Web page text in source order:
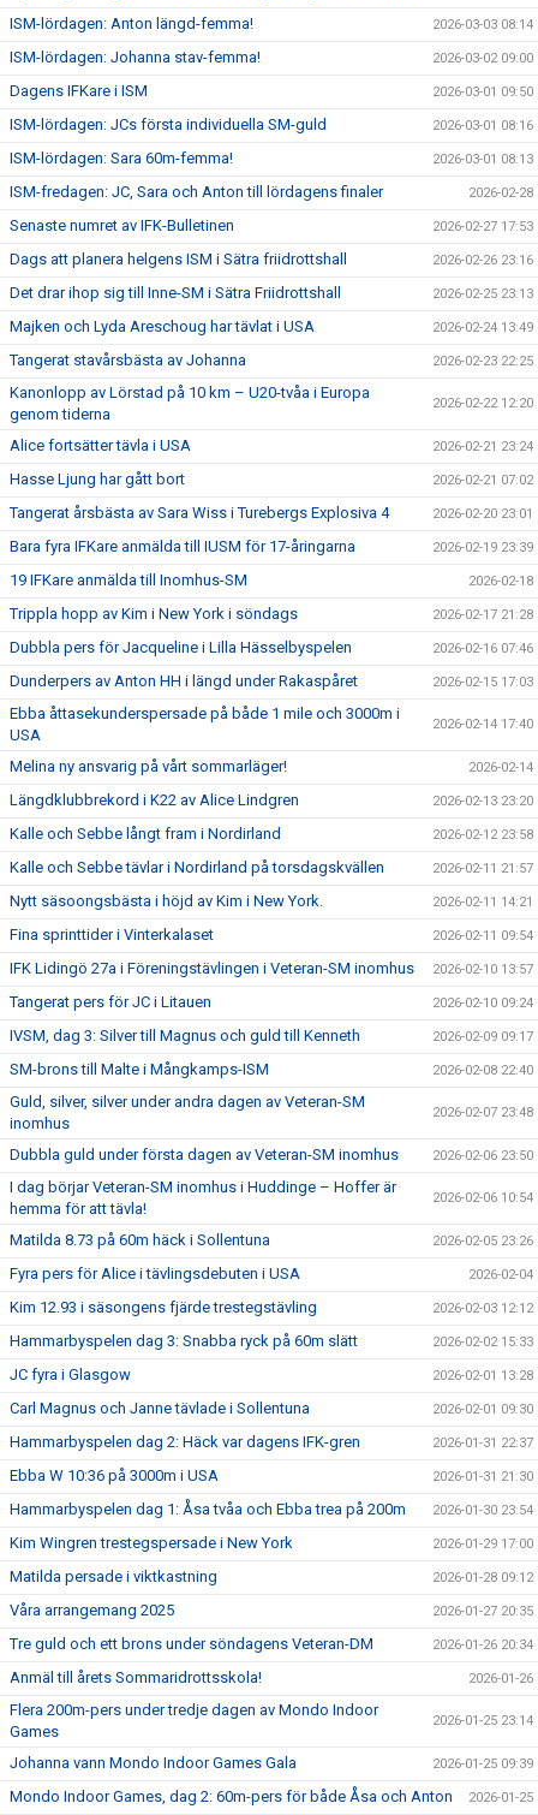
ISM-lördagen: Anton längd-femma! 2026-03-03 08:14
ISM-lördagen: Johanna stav-femma! 2026-03-02 09:00
Dagens IFKare i ISM 2026-03-01 09:50
ISM-lördagen: JCs första individuella SM-guld 2026-03-01 08:16
ISM-lördagen: Sara 60m-femma! 2026-03-01 08:13
ISM-fredagen: JC, Sara och Anton till lördagens finaler 2026-02-28
Senaste numret av IFK-Bulletinen 2026-02-27 17:53
Dags att planera helgens ISM i Sätra friidrottshall 2026-02-26 23:16
Det drar ihop sig till Inne-SM i Sätra Friidrottshall 2026-02-25 23:13
Majken och Lyda Areschoug har tävlat i USA 2026-02-24 13:49
Tangerat stavårsbästa av Johanna 2026-02-23 22:25
Kanonlopp av Lörstad på 10 km – U20-tvåa i Europa
genom tiderna
2026-02-22 12:20
Alice fortsätter tävla i USA 2026-02-21 23:24
Hasse Ljung har gått bort 2026-02-21 07:02
Tangerat årsbästa av Sara Wiss i Turebergs Explosiva 4 2026-02-20 23:01
Bara fyra IFKare anmälda till IUSM för 17-åringarna 2026-02-19 23:39
19 IFKare anmälda till Inomhus-SM 2026-02-18
Trippla hopp av Kim i New York i söndags 2026-02-17 21:28
Dubbla pers för Jacqueline i Lilla Hässelbyspelen 2026-02-16 07:46
Dunderpers av Anton HH i längd under Rakaspåret 2026-02-15 17:03
Ebba åttasekunderspersade på både 1 mile och 3000m i
USA
2026-02-14 17:40
Melina ny ansvarig på vårt sommarläger! 2026-02-14
Längdklubbrekord i K22 av Alice Lindgren 2026-02-13 23:20
Kalle och Sebbe långt fram i Nordirland 2026-02-12 23:58
Kalle och Sebbe tävlar i Nordirland på torsdagskvällen 2026-02-11 21:57
Nytt säsoongsbästa i höjd av Kim i New York. 2026-02-11 14:21
Fina sprinttider i Vinterkalaset 2026-02-11 09:54
IFK Lidingö 27a i Föreningstävlingen i Veteran-SM inomhus 2026-02-10 13:57
Tangerat pers för JC i Litauen 2026-02-10 09:24
IVSM, dag 3: Silver till Magnus och guld till Kenneth 2026-02-09 09:17
SM-brons till Malte i Mångkamps-ISM 2026-02-08 22:40
Guld, silver, silver under andra dagen av Veteran-SM
inomhus
2026-02-07 23:48
Dubbla guld under första dagen av Veteran-SM inomhus 2026-02-06 23:50
I dag börjar Veteran-SM inomhus i Huddinge – Hoffer är
hemma för att tävla!
2026-02-06 10:54
Matilda 8.73 på 60m häck i Sollentuna 2026-02-05 23:26
Fyra pers för Alice i tävlingsdebuten i USA 2026-02-04
Kim 12.93 i säsongens fjärde trestegstävling 2026-02-03 12:12
Hammarbyspelen dag 3: Snabba ryck på 60m slätt 2026-02-02 15:33
JC fyra i Glasgow 2026-02-01 13:28
Carl Magnus och Janne tävlade i Sollentuna 2026-02-01 09:30
Hammarbyspelen dag 2: Häck var dagens IFK-gren 2026-01-31 22:37
Ebba W 10:36 på 3000m i USA 2026-01-31 21:30
Hammarbyspelen dag 1: Åsa tvåa och Ebba trea på 200m 2026-01-30 23:54
Kim Wingren trestegspersade i New York 2026-01-29 17:00
Matilda persade i viktkastning 2026-01-28 09:12
Våra arrangemang 2025 2026-01-27 20:35
Tre guld och ett brons under söndagens Veteran-DM 2026-01-26 20:34
Anmäl till årets Sommaridrottsskola! 2026-01-26
Flera 200m-pers under tredje dagen av Mondo Indoor
Games
2026-01-25 23:14
Johanna vann Mondo Indoor Games Gala 2026-01-25 09:39
Mondo Indoor Games, dag 2: 60m-pers för både Åsa och Anton 2026-01-25